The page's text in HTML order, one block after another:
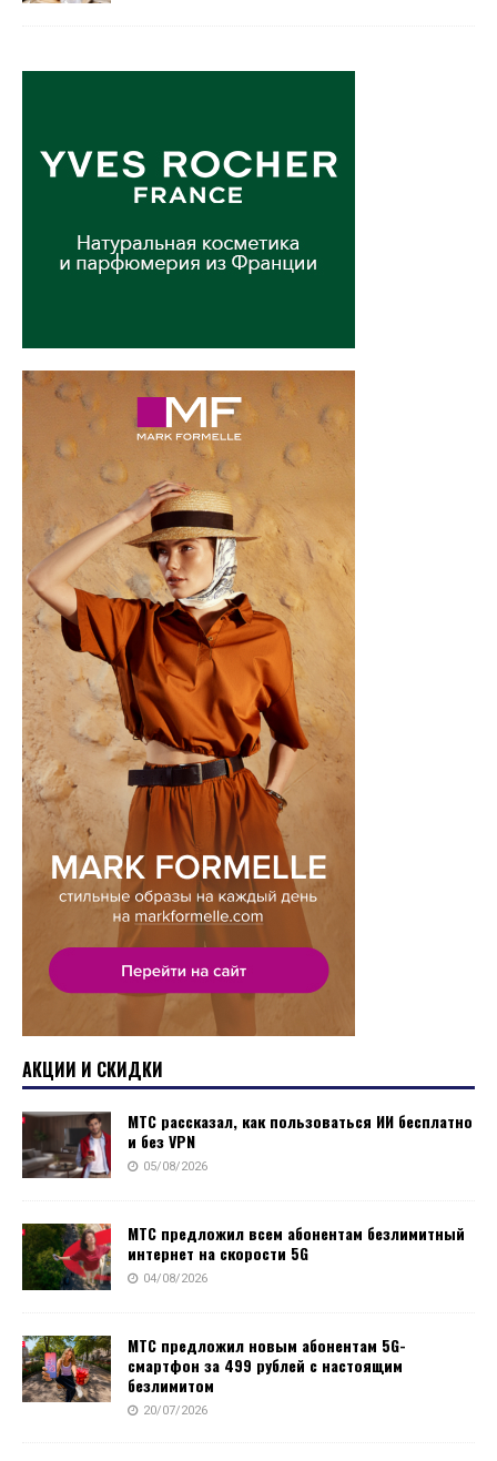
АКЦИИ И СКИДКИ
МТС рассказал, как пользоваться ИИ бесплатно
и без VPN
05/08/2026
МТС предложил всем абонентам безлимитный
интернет на скорости 5G
04/08/2026
МТС предложил новым абонентам 5G-
смартфон за 499 рублей с настоящим
безлимитом
20/07/2026